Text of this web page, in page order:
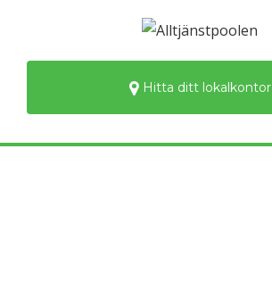
Hitta ditt lokalkontor